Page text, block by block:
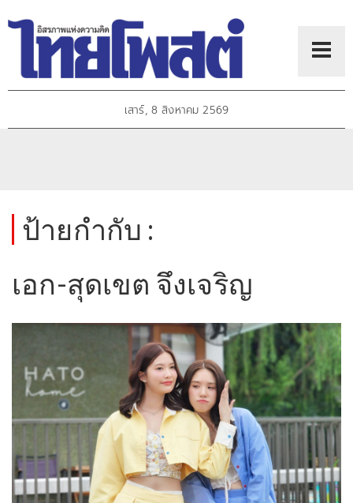
เสาร์, 8 สิงหาคม 2569
ป้ายกำกับ :
เอก-สุดเขต จึงเจริญ